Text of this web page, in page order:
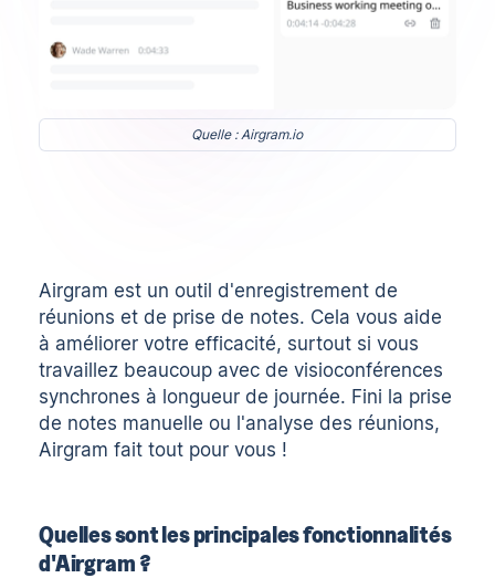
Quelle : Airgram.io
Airgram est un outil d'enregistrement de
réunions et de prise de notes. Cela vous aide
à améliorer votre efficacité, surtout si vous
travaillez beaucoup avec devisioconférences
synchrones à longueur de journée. Fini la prise
de notes manuelle ou l'analyse des réunions,
Airgram fait tout pour vous !
Quelles sont les principales fonctionnalités
d'Airgram ?